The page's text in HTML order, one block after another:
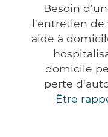
Besoin
l'entretien de
aide à
domicile
perte
Être